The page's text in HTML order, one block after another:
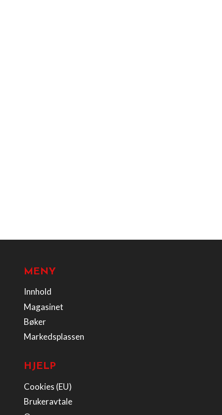
MENY
Innhold
Magasinet
Bøker
Markedsplassen
HJELP
Cookies (EU)
Brukeravtale